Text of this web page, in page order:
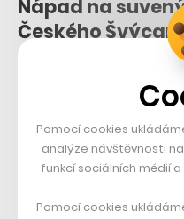
Nápad na
Českého
ochranu přírody
LUBOŠ KREČ
Filip Molčan se svým
postižením, vyrábí
tři tisíce suvenýrů.
Pomocí cookies
analýze návštěvnosti
funkcí sociálních médií
Pomocí cookies